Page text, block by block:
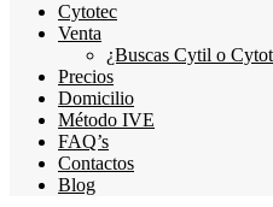
Cytotec
Venta
¿Buscas Cytil o
Precios
Domicilio
Método IVE
FAQ’s
Contactos
Blog